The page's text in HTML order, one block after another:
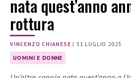
nata quest’anno
rottura
VINCENZO CHIANESE |31 LUGLIO 2023
UOMINI E DONNE